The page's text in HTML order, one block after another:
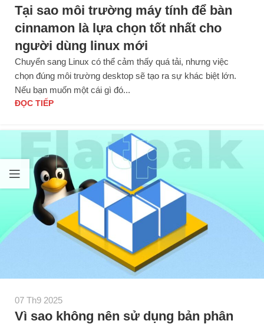
Tại sao môi trường máy tính để bàn
cinnamon là lựa chọn tốt nhất cho
người dùng linux mới
Chuyển sang Linux có thể cảm thấy quá tải, nhưng việc
chọn đúng môi trường desktop sẽ tạo ra sự khác biệt lớn.
Nếu bạn muốn một cái gì đó...
ĐỌC TIẾP
07 Th9 2025
Vì sao không nên sử dụng bản phân